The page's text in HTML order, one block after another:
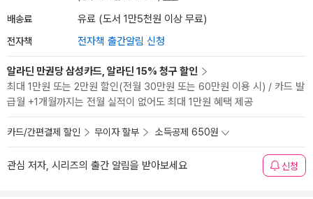
배송료 유료 (도서 1만5천원 이상 무료)
전자책 전자책 출간알림 신청
알라딘 만권당 삼성카드, 알라딘 15% 청구 할인
최대 1만원 또는 2만원 할인(전월 30만원 또는 60만원 이용 시) / 카드 발
급월 +1개월까지는 전월 실적이 없어도 최대 1만원 혜택 제공
카드/간편결제 할인 무이자 할부 소득공제 650원
관심 저자, 시리즈의 출간 알림을 받아보세요 신청